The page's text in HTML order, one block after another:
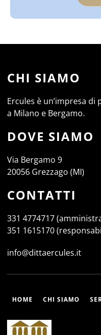
CHI SIAMO
Ercules è un’impresa
a Milano e Bergamo.
DOVE SIAMO
Via Bergamo 9
20056 Grezzago (MI)
CONTATTI
331 4774717
351 1615170
info@dittaercules.it
HOME CHI SIAMO